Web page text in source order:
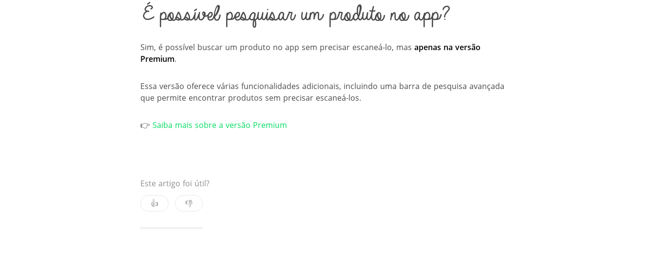
É possível pesquisar um produto no app?
Sim, é possível buscar um produto no app sem precisar escaneá-lo, mas apenas na versão
Premium.
Essa versão oferece várias funcionalidades adicionais, incluindo uma barra de pesquisa avançada
que permite encontrar produtos sem precisar escaneá-los.
👉 Saiba mais sobre a versão Premium
Este artigo foi útil?
👍
👎